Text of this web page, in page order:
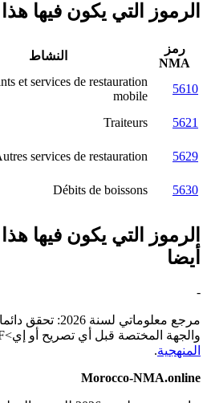
الرموز التي يكون فيها
رمز
NMA
النشاط
5610
et services de restauration
mobile
5621
Traiteurs
5629
services de restauration
5630
Débits de boissons
الرموز التي يكون فيها
أيضا
-
والجهة المختصة قبل أي تصريح أو إي>F;اع أو قرار تجاري.
المنهجية.
Morocco-NMA.online